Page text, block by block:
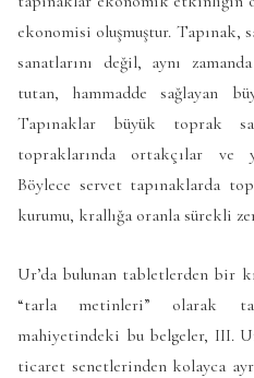
ekonomisi oluşmuştur. Tapınak,
sanatlarını değil, aynı
tutan, hammadde sağlayan
Tapınaklar büyük toprak
topraklarında ortakçılar ve
Böylece servet tapınaklarda
kurumu, krallığa oranla sürekli
Ur’da bulunan tabletlerden bir
“tarla metinleri” olarak
mahiyetindeki bu belgeler, III.
ticaret senetlerinden kolayca